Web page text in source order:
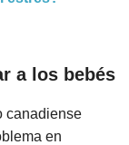
a los bebés
canadiense
en